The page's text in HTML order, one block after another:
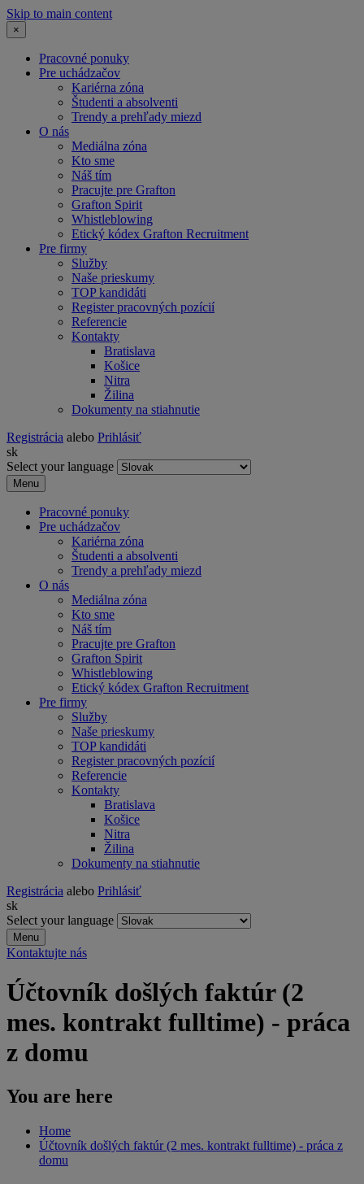
Skip to main content
×
Pracovné ponuky
Pre uchádzačov
Kariérna zóna
Študenti a absolventi
Trendy a prehľady miezd
O nás
Mediálna zóna
Kto sme
Náš tím
Pracujte pre Grafton
Grafton Spirit
Whistleblowing
Etický kódex Grafton Recruitment
Pre firmy
Služby
Naše prieskumy
TOP kandidáti
Register pracovných pozícií
Referencie
Kontakty
Bratislava
Košice
Nitra
Žilina
Dokumenty na stiahnutie
Registrácia alebo Prihlásiť
sk
Select your language
Menu
Pracovné ponuky
Pre uchádzačov
Kariérna zóna
Študenti a absolventi
Trendy a prehľady miezd
O nás
Mediálna zóna
Kto sme
Náš tím
Pracujte pre Grafton
Grafton Spirit
Whistleblowing
Etický kódex Grafton Recruitment
Pre firmy
Služby
Naše prieskumy
TOP kandidáti
Register pracovných pozícií
Referencie
Kontakty
Bratislava
Košice
Nitra
Žilina
Dokumenty na stiahnutie
Registrácia alebo Prihlásiť
sk
Select your language
Menu
Kontaktujte nás
Účtovník došlých faktúr (2
mes. kontrakt fulltime) - práca
z domu
You are here
Home
Účtovník došlých faktúr (2 mes. kontrakt fulltime) - práca z
domu